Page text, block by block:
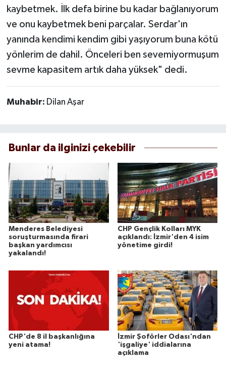
kaybetmek. İlk defa birine bu kadar bağlanıyorum
ve onu kaybetmek beni parçalar. Serdar'ın
yanında kendimi kendim gibi yaşıyorum buna kötü
yönlerim de dahil. Önceleri ben sevemiyormuşum
sevme kapasitem artık daha yüksek" dedi.
Muhabir: Dilan Aşar
Bunlar da ilginizi çekebilir
Menderes Belediyesi
soruşturmasında firari
başkan yardımcısı
yakalandı!
CHP Gençlik Kolları MYK
açıklandı: İzmir'den 4 isim
yönetime girdi!
CHP'de 8 il başkanlığına
yeni atama!
İzmir Şoförler Odası'ndan
'işgaliye' iddialarına
açıklama